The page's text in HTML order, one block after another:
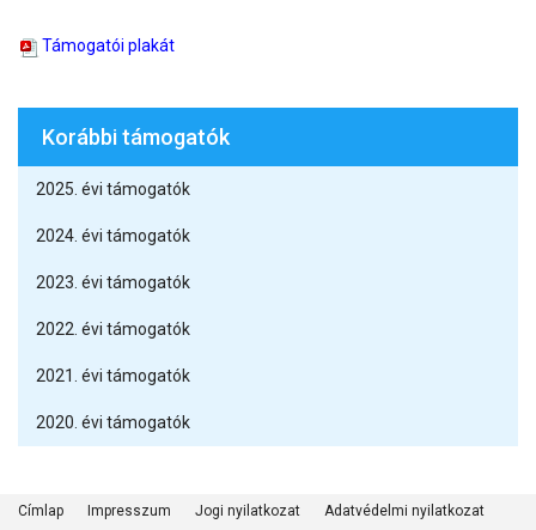
Támogatói plakát
Korábbi támogatók
2025. évi támogatók
2024. évi támogatók
2023. évi támogatók
2022. évi támogatók
2021. évi támogatók
2020. évi támogatók
Címlap Impresszum Jogi nyilatkozat Adatvédelmi nyilatkozat